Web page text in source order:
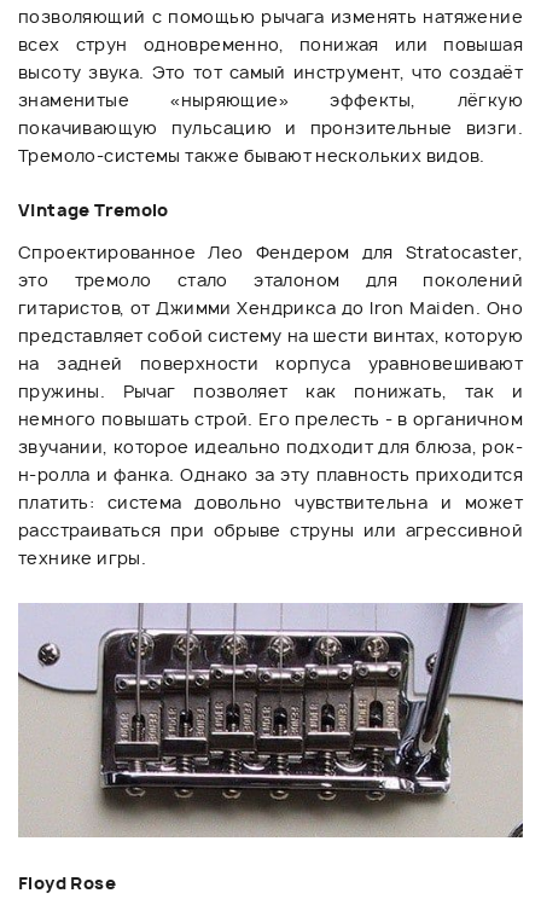
позволяющий с помощью рычага изменять натяжение
всех струн одновременно, понижая или повышая
высоту звука. Это тот самый инструмент, что создаёт
знаменитые «ныряющие» эффекты, лёгкую
покачивающую пульсацию и пронзительные визги.
Тремоло-системы также бывают нескольких видов.
Vintage Tremolo
Спроектированное Лео Фендером для Stratocaster,
это тремоло стало эталоном для поколений
гитаристов, от Джимми Хендрикса до Iron Maiden. Оно
представляет собой систему на шести винтах, которую
на задней поверхности корпуса уравновешивают
пружины. Рычаг позволяет как понижать, так и
немного повышать строй. Его прелесть - в органичном
звучании, которое идеально подходит для блюза, рок-
н-ролла и фанка. Однако за эту плавность приходится
платить: система довольно чувствительна и может
расстраиваться при обрыве струны или агрессивной
технике игры.
Floyd Rose